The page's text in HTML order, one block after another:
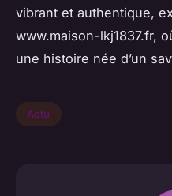
vibrant et authentique,
www.maison-lkj1837.fr,
une histoire née d’un
Actu